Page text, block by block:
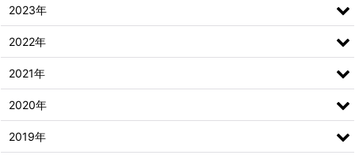
2023年
2022年
2021年
2020年
2019年